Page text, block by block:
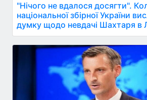
"Нічого не вдалося досягти".
національної збірної України
думку щодо невдачі Шахтаря в